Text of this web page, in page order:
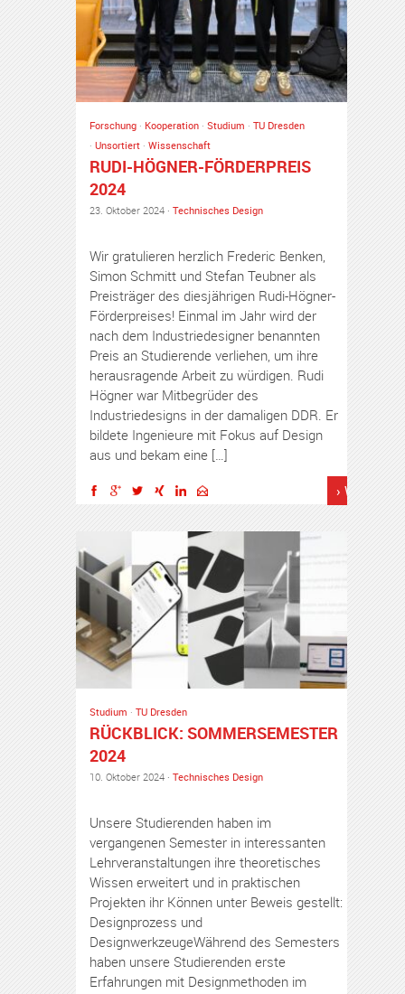
Forschung · Kooperation · Studium · TU Dresden
· Unsortiert · Wissenschaft
RUDI-HÖGNER-FÖRDERPREIS
2024
23. Oktober 2024 · Technisches Design
Wir gratulieren herzlich Frederic Benken,
Simon Schmitt und Stefan Teubner als
Preisträger des diesjährigen Rudi-Högner-
Förderpreises! Einmal im Jahr wird der
nach dem Industriedesigner benannten
Preis an Studierende verliehen, um ihre
herausragende Arbeit zu würdigen. Rudi
Högner war Mitbegrüder des
Industriedesigns in der damaligen DDR. Er
bildete Ingenieure mit Fokus auf Design
aus und bekam eine […]
›
Studium · TU Dresden
RÜCKBLICK: SOMMERSEMESTER
2024
10. Oktober 2024 · Technisches Design
Unsere Studierenden haben im
vergangenen Semester in interessanten
Lehrveranstaltungen ihre theoretisches
Wissen erweitert und in praktischen
Projekten ihr Können unter Beweis gestellt:
Designprozess und
DesignwerkzeugeWährend des Semesters
haben unsere Studierenden erste
Erfahrungen mit Designmethoden im